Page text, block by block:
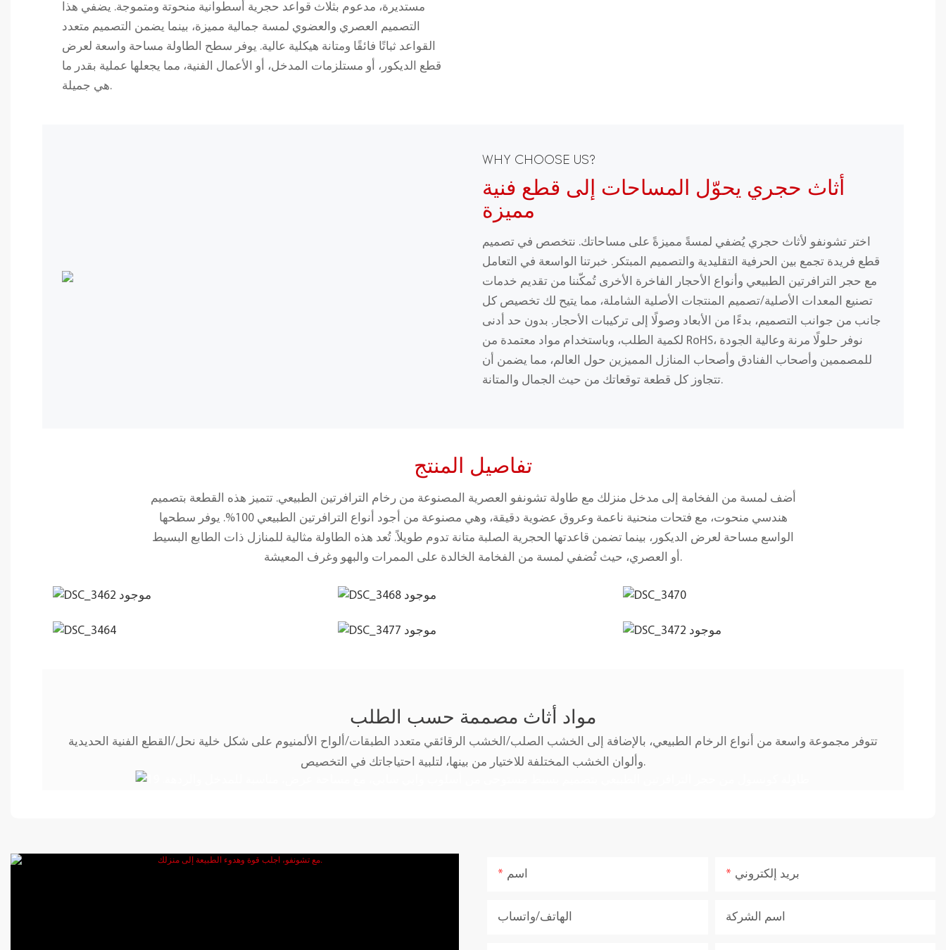
مستديرة، مدعوم بثلاث قواعد حجرية أسطوانية منحوتة ومتموجة. يضفي هذا
التصميم العصري والعضوي لمسة جمالية مميزة، بينما يضمن التصميم متعدد
القواعد ثباتًا فائقًا ومتانة هيكلية عالية. يوفر سطح الطاولة مساحة واسعة لعرض
قطع الديكور، أو مستلزمات المدخل، أو الأعمال الفنية، مما يجعلها عملية بقدر ما
هي جميلة.
WHY CHOOSE US?
أثاث حجري يحوّل المساحات إلى قطع فنية
مميزة
اختر تشونفو لأثاث حجري يُضفي لمسةً مميزةً على مساحاتك. نتخصص في تصميم
قطع فريدة تجمع بين الحرفية التقليدية والتصميم المبتكر. خبرتنا الواسعة في التعامل
مع حجر الترافرتين الطبيعي وأنواع الأحجار الفاخرة الأخرى تُمكّننا من تقديم خدمات
تصنيع المعدات الأصلية/تصميم المنتجات الأصلية الشاملة، مما يتيح لك تخصيص كل
جانب من جوانب التصميم، بدءًا من الأبعاد وصولًا إلى تركيبات الأحجار. بدون حد أدنى
لكمية الطلب، وباستخدام مواد معتمدة من RoHS، نوفر حلولًا مرنة وعالية الجودة
للمصممين وأصحاب الفنادق وأصحاب المنازل المميزين حول العالم، مما يضمن أن
تتجاوز كل قطعة توقعاتك من حيث الجمال والمتانة.
تفاصيل المنتج
أضف لمسة من الفخامة إلى مدخل منزلك مع طاولة تشونفو العصرية المصنوعة من رخام الترافرتين الطبيعي. تتميز هذه القطعة بتصميم
هندسي منحوت، مع فتحات منحنية ناعمة وعروق عضوية دقيقة، وهي مصنوعة من أجود أنواع الترافرتين الطبيعي 100%. يوفر سطحها
الواسع مساحة لعرض الديكور، بينما تضمن قاعدتها الحجرية الصلبة متانة تدوم طويلاً. تُعد هذه الطاولة مثالية للمنازل ذات الطابع البسيط
أو العصري، حيث تُضفي لمسة من الفخامة الخالدة على الممرات والبهو وغرف المعيشة.
مواد أثاث مصممة حسب الطلب
تتوفر مجموعة واسعة من أنواع الرخام الطبيعي، بالإضافة إلى الخشب الصلب/الخشب الرقائقي متعدد الطبقات/ألواح الألمنيوم على شكل خلية نحل/القطع الفنية الحديدية
وألوان الخشب المختلفة للاختيار من بينها، لتلبية احتياجاتك في التخصيص.
اسم بريد إلكتروني
الهاتف/واتساب اسم الشركة